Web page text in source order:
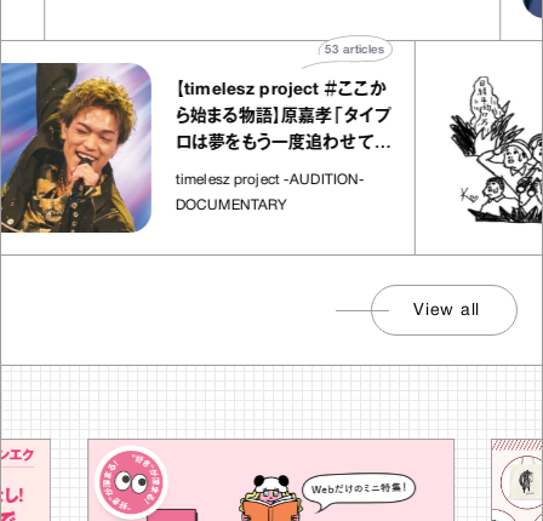
【timelesz project ＃ここか
ら始まる物語】原嘉孝「タイプ
ロは夢をもう一度追わせてく
れた場所」
timelesz project -AUDITION-
DOCUMENTARY
articles
View all